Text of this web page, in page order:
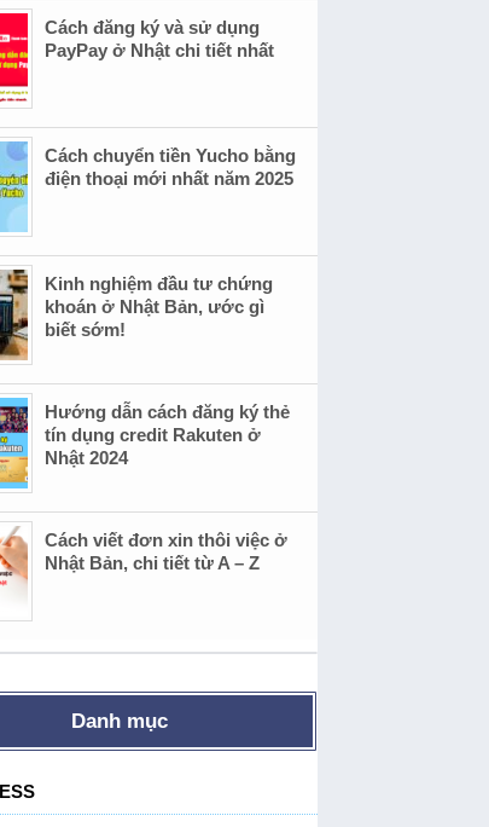
Cách đăng ký và sử dụng
PayPay ở Nhật chi tiết nhất
Cách chuyển tiền Yucho bằng
điện thoại mới nhất năm 2025
Kinh nghiệm đầu tư chứng
khoán ở Nhật Bản, ước gì
biết sớm!
Hướng dẫn cách đăng ký thẻ
tín dụng credit Rakuten ở
Nhật 2024
Cách viết đơn xin thôi việc ở
Nhật Bản, chi tiết từ A – Z
Danh mục